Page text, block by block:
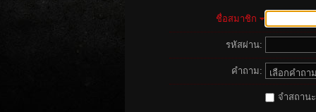
ชื่อสมาชิก
รหัสผ่าน:
คำถาม:
จำสถาน